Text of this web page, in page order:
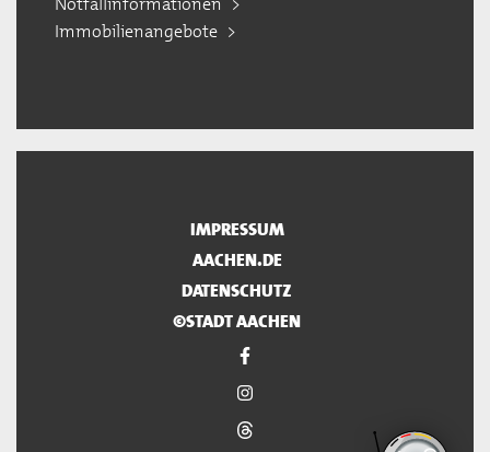
Immobilienangebote
IMPRESSUM
AACHEN.DE
DATENSCHUTZ
©STADT AACHEN